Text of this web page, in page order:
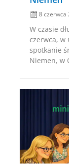
8 czerwca
W czasie
czerwca, w
spotkanie
Niemen, w